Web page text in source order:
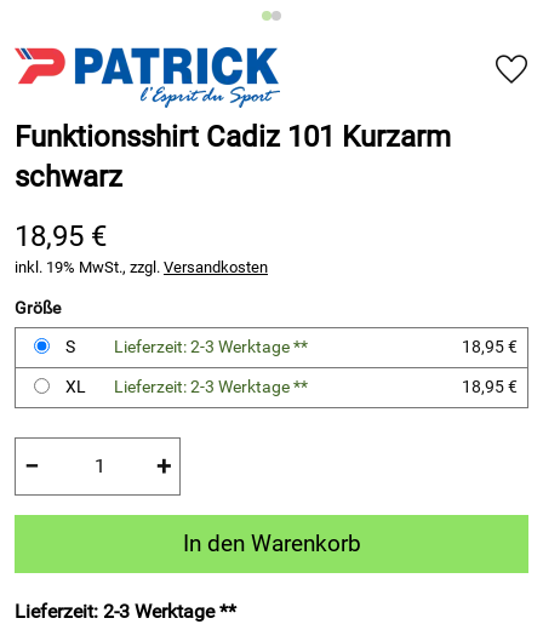
Funktionsshirt Cadiz 101 Kurzarm
schwarz
18,95 €
inkl. 19% MwSt., zzgl. Versandkosten
Größe
S
Lieferzeit: 2-3 Werktage **
18,95 €
XL
Lieferzeit: 2-3 Werktage ** 18,95 €
− +
In den Warenkorb
Lieferzeit: 2-3 Werktage **